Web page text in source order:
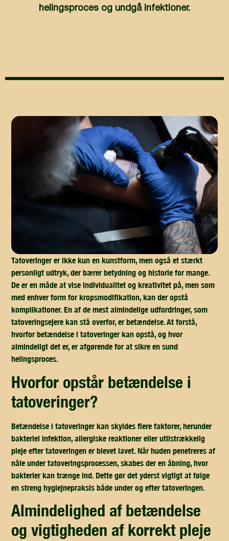
helingsproces og undgå infektioner.
Tatoveringer er ikke kun en kunstform, men også et stærkt
personligt udtryk, der bærer betydning og historie for mange.
De er en måde at vise individualitet og kreativitet på, men som
med enhver form for kropsmodifikation, kan der opstå
komplikationer. En af de mest almindelige udfordringer, som
tatoveringsejere kan stå overfor, er betændelse. At forstå,
hvorfor betændelse i tatoveringer kan opstå, og hvor
almindeligt det er, er afgørende for at sikre en sund
helingsproces.
hvorfor opstår betændelse i
tatoveringer?
Betændelse i tatoveringer kan skyldes flere faktorer, herunder
bakteriel infektion, allergiske reaktioner eller utilstrækkelig
pleje efter tatoveringen er blevet lavet. Når huden penetreres af
nåle under tatoveringsprocessen, skabes der en åbning, hvor
bakterier kan trænge ind. Dette gør det yderst vigtigt at følge
en streng hygiejnepraksis både under og efter tatoveringen.
almindelighed af betændelse
og vigtigheden af korrekt pleje